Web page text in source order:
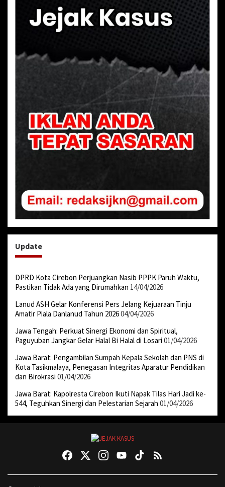
Update
DPRD Kota Cirebon Perjuangkan Nasib PPPK Paruh Waktu,
Pastikan Tidak Ada yang Dirumahkan 14/04/2026
Lanud ASH Gelar Konferensi Pers Jelang Kejuaraan Tinju
Amatir Piala Danlanud Tahun 202604/04/2026
Jawa Tengah: Perkuat Sinergi Ekonomi dan Spiritual,
Paguyuban Jangkar Gelar Halal Bi Halal di Losari 01/04/2026
Jawa Barat: Pengambilan Sumpah Kepala Sekolah dan PNS di
Kota Tasikmalaya, Penegasan Integritas Aparatur Pendidikan
dan Birokrasi 01/04/2026
Jawa Barat: Kapolresta Cirebon Ikuti Napak Tilas Hari Jadi ke-
544, Teguhkan Sinergi dan Pelestarian Sejarah 01/04/2026